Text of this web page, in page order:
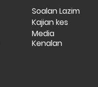
Soalan Lazim
Kajian kes
Media
Kenalan